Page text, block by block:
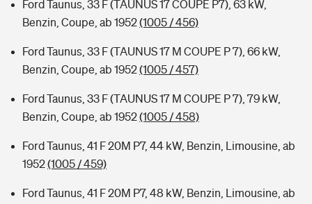
Ford Taunus, 33 F (TAUNUS 17 COUPE P7), 63 kW,
Benzin, Coupe, ab 1952(1005 / 456)
Ford Taunus, 33 F (TAUNUS 17 M COUPE P 7), 66 kW,
Benzin, Coupe, ab 1952(1005 / 457)
Ford Taunus, 33 F (TAUNUS 17 M COUPE P 7), 79 kW,
Benzin, Coupe, ab 1952(1005 / 458)
Ford Taunus, 41 F 20M P7, 44 kW, Benzin, Limousine, ab
1952(1005 / 459)
Ford Taunus, 41 F 20M P7, 48 kW, Benzin, Limousine, ab